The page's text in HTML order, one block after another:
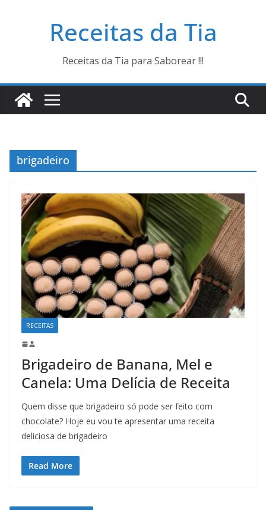
Receitas da Tia
Receitas da Tia para Saborear !!!
brigadeiro
RECEITAS
Brigadeiro de Banana, Mel e
Canela: Uma Delícia de Receita
Quem disse que brigadeiro só pode ser feito com
chocolate? Hoje eu vou te apresentar uma receita
deliciosa de brigadeiro
Read More